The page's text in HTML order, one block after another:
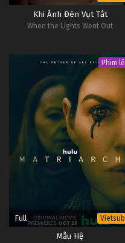
Khi Ánh Đèn Vụt Tắt
When the Lights Went Out
Phim lẻ
Full Vietsub
Mẫu Hệ